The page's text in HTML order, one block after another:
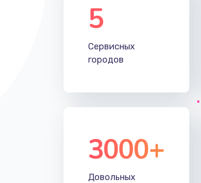
5
Сервисных
городов
3000+
Довольных